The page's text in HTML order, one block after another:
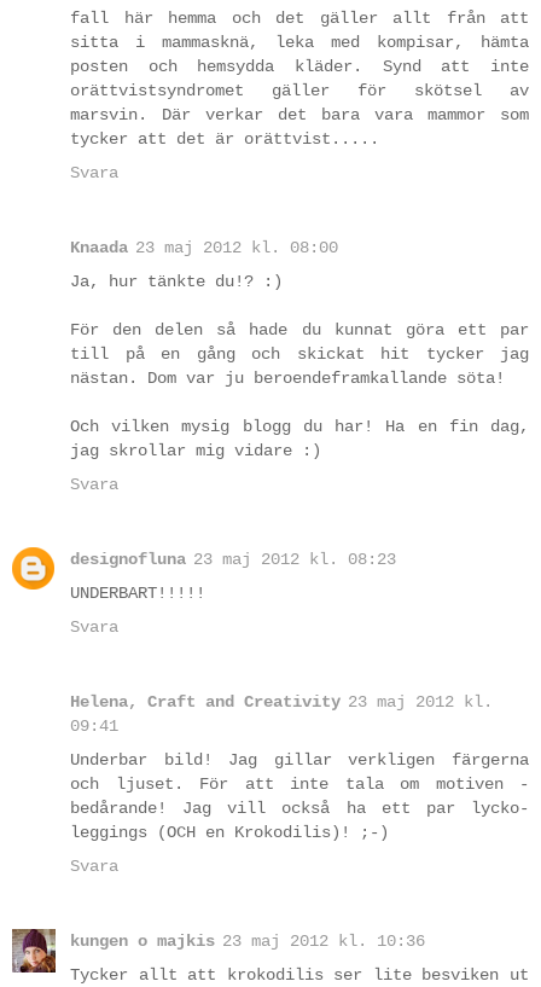
fall här hemma och det gäller allt från att
sitta i mammasknä, leka med kompisar, hämta
posten och hemsydda kläder. Synd att inte
orättvistsyndromet gäller för skötsel av
marsvin. Där verkar det bara vara mammor som
tycker att det är orättvist.....
Svara
Knaada 23 maj 2012 kl. 08:00
Ja, hur tänkte du!? :)
För den delen så hade du kunnat göra ett par
till på en gång och skickat hit tycker jag
nästan. Dom var ju beroendeframkallande söta!
Och vilken mysig blogg du har! Ha en fin dag,
jag skrollar mig vidare :)
Svara
designofluna 23 maj 2012 kl. 08:23
UNDERBART!!!!!
Svara
Helena, Craft and Creativity 23 maj 2012 kl.
09:41
Underbar bild! Jag gillar verkligen färgerna
och ljuset. För att inte tala om motiven -
bedårande! Jag vill också ha ett par lycko-
leggings (OCH en Krokodilis)! ;-)
Svara
kungen o majkis 23 maj 2012 kl. 10:36
Tycker allt att krokodilis ser lite besviken ut